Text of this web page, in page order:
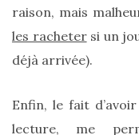
raison, mais
les rachetersi un
déjà arrivée).
Enfin, le fait
lecture, me